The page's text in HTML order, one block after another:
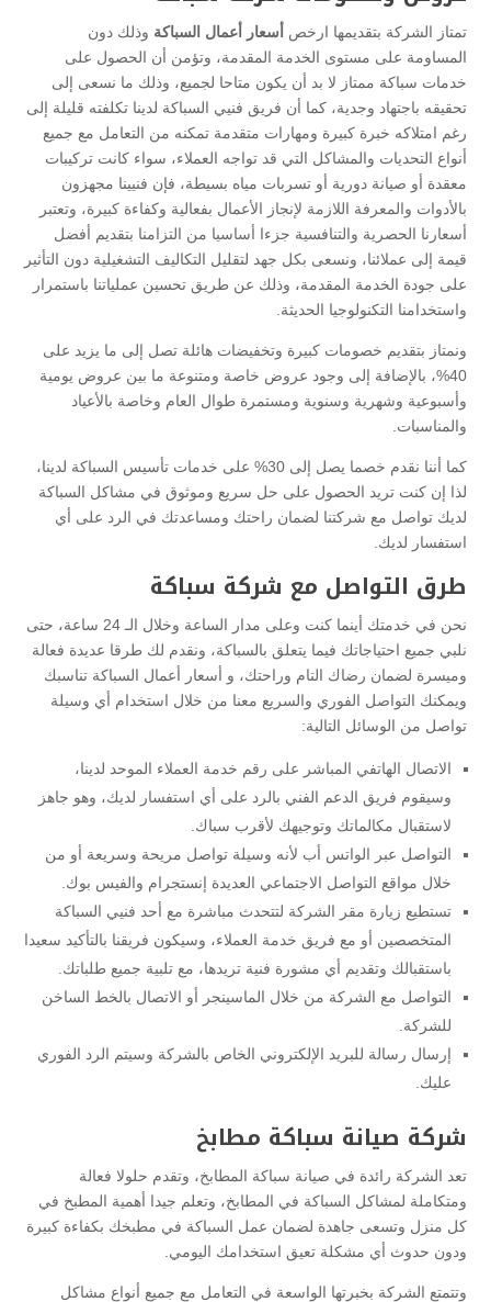
تمتاز الشركة بتقديمها ارخص أسعار أعمال السباكة وذلك دون
المساومة على مستوى الخدمة المقدمة، وتؤمن أن الحصول على
خدمات سباكة ممتاز لا بد أن يكون متاحا لجميع، وذلك ما نسعى إلى
تحقيقه باجتهاد وجدية، كما أن فريق فنيي السباكة لدينا تكلفته قليلة إلى
رغم امتلاكه خبرة كبيرة ومهارات متقدمة تمكنه من التعامل مع جميع
أنواع التحديات والمشاكل التي قد تواجه العملاء، سواء كانت تركيبات
معقدة أو صيانة دورية أو تسربات مياه بسيطة، فإن فنيينا مجهزون
بالأدوات والمعرفة اللازمة لإنجاز الأعمال بفعالية وكفاءة كبيرة، وتعتبر
أسعارنا الحصرية والتنافسية جزءا أساسيا من التزامنا بتقديم أفضل
قيمة إلى عملائنا، ونسعى بكل جهد لتقليل التكاليف التشغيلية دون التأثير
على جودة الخدمة المقدمة، وذلك عن طريق تحسين عملياتنا باستمرار
واستخدامنا التكنولوجيا الحديثة.
ونمتاز بتقديم خصومات كبيرة وتخفيضات هائلة تصل إلى ما يزيد على
40%، بالإضافة إلى وجود عروض خاصة ومتنوعة ما بين عروض يومية
وأسبوعية وشهرية وسنوية ومستمرة طوال العام وخاصة بالأعياد
والمناسبات.
كما أننا نقدم خصما يصل إلى 30% على خدمات تأسيس السباكة لدينا،
لذا إن كنت تريد الحصول على حل سريع وموثوق في مشاكل السباكة
لديك تواصل مع شركتنا لضمان راحتك ومساعدتك في الرد على أي
استفسار لديك.
طرق التواصل مع شركة سباكة
نحن في خدمتك أينما كنت وعلى مدار الساعة وخلال الـ 24 ساعة، حتى
نلبي جميع احتياجاتك فيما يتعلق بالسباكة، ونقدم لك طرقا عديدة فعالة
وميسرة لضمان رضاك التام وراحتك، و أسعار أعمال السباكة تناسبك
ويمكنك التواصل الفوري والسريع معنا من خلال استخدام أي وسيلة
تواصل من الوسائل التالية:
الاتصال الهاتفي المباشر على رقم خدمة العملاء الموحد لدينا،
وسيقوم فريق الدعم الفني بالرد على أي استفسار لديك، وهو جاهز
لاستقبال مكالماتك وتوجيهك لأقرب سباك.
التواصل عبر الواتس أب لأنه وسيلة تواصل مريحة وسريعة أو من
خلال مواقع التواصل الاجتماعي العديدة إنستجرام والفيس بوك.
تستطيع زيارة مقر الشركة لتتحدث مباشرة مع أحد فنيي السباكة
المتخصصين أو مع فريق خدمة العملاء، وسيكون فريقنا بالتأكيد سعيدا
باستقبالك وتقديم أي مشورة فنية تريدها، مع تلبية جميع طلباتك.
التواصل مع الشركة من خلال الماسينجر أو الاتصال بالخط الساخن
للشركة.
إرسال رسالة للبريد الإلكتروني الخاص بالشركة وسيتم الرد الفوري
عليك.
شركة صيانة سباكة مطابخ
تعد الشركة رائدة في صيانة سباكة المطابخ، وتقدم حلولا فعالة
ومتكاملة لمشاكل السباكة في المطابخ، وتعلم جيدا أهمية المطبخ في
كل منزل وتسعى جاهدة لضمان عمل السباكة في مطبخك بكفاءة كبيرة
ودون حدوث أي مشكلة تعيق استخدامك اليومي.
وتتمتع الشركة بخبرتها الواسعة في التعامل مع جميع أنواع مشاكل